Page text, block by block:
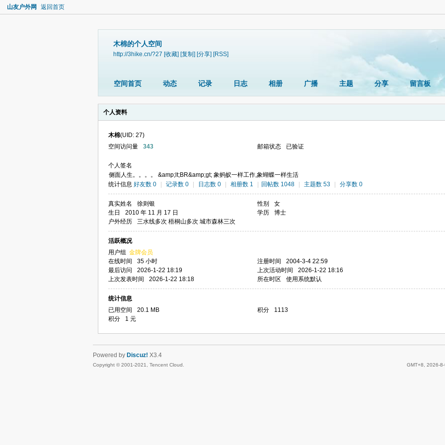
山友户外网 返回首页
木棉的个人空间
http://3hike.cn/?27 [收藏] [复制] [分享] [RSS]
空间首页 动态 记录 日志 相册 广播 主题 分享 留言板
个人资料
木棉(UID: 27)
空间访问量
343 邮箱状态 已验证
个人签名
侧面人生。。。。 &amp;lt;BR&amp;gt; 象蚂蚁一样工作,象蝴蝶一样生活
统计信息 好友数 0 记录数 0 日志数 0 相册数 1 回帖数 1048 主题数 53 分享数 0
真实姓名 徐则银 性别
女
生日
2010 年 11 月 17 日 学历
博士
户外经历
三水线多次 梧桐山多次 城市森林三次
活跃概况
用户组 金牌会员
在线时间
35 小时 注册时间
2004-3-4 22:59
最后访问
2026-1-22 18:19 上次活动时间
2026-1-22 18:16
上次发表时间
2026-1-22 18:18 所在时区 使用系统默认
统计信息
已用空间
20.1 MB 积分
1113
积分
1 元
GMT+8, 2026-
Powered by Discuz! X3.4
Copyright © 2001-2021, Tencent Cloud.